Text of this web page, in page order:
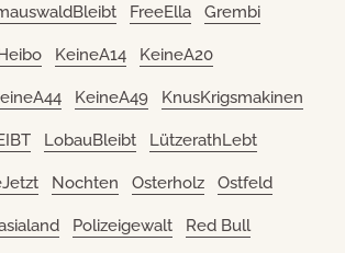
FreeElla Grembi
KeineA14 KeineA20
KeineA49 KnusKrigsmakinen
LobauBleibt LützerathLebt
Nochten Osterholz Ostfeld
Polizeigewalt Red Bull